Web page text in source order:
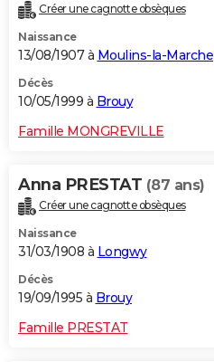
Créer une cagnotte obsèques
Naissance
13/08/1907 à Moulins-la-Marche
Décès
10/05/1999 à Brouy
Famille MONGREVILLE
Anna PRESTAT (87 ans)
Créer une cagnotte obsèques
Naissance
31/03/1908 à Longwy
Décès
19/09/1995 à Brouy
Famille PRESTAT